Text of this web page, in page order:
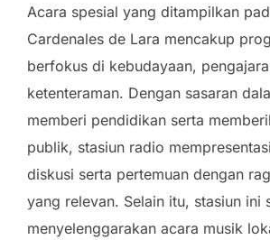
Acara spesial yang ditampilkan
Cardenales de Lara mencakup
berfokus di kebudayaan,
ketenteraman. Dengan sasaran
memberi pendidikan serta
publik, stasiun radio
diskusi serta pertemuan dengan
yang relevan. Selain itu, stasiun ini
menyelenggarakan acara musik